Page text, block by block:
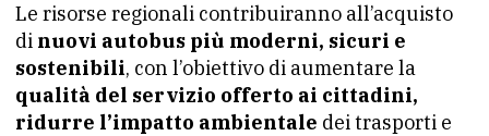
Le risorse regionali contribuiranno all’acquisto
di nuovi autobus più moderni, sicuri e
sostenibili, con l’obiettivo di aumentare la
qualità del servizio offerto ai cittadini,
ridurre l’impatto ambientale dei trasporti e